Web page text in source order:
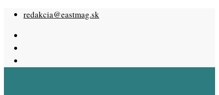
Skip
content
redakcia@eastmag.sk